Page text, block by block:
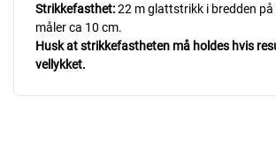
Strikkefasthet:22 m glattstrikk i bredden på
måler ca 10 cm.
Husk at strikkefastheten må holdes hvis
vellykket.